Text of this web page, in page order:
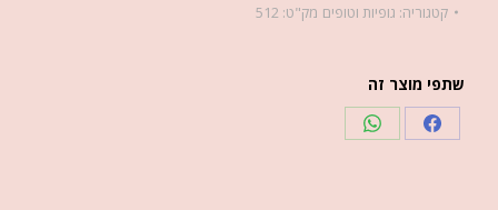
קטגוריה: גופיות וטופים מק"ט: 512
שתפי מוצר זה